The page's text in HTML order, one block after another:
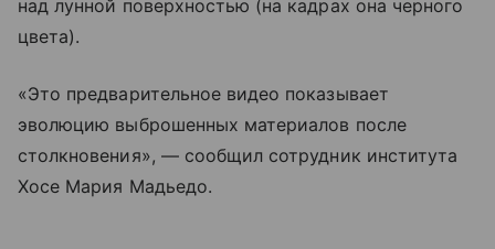
над лунной поверхностью (на кадрах она черного
цвета).
«Это предварительное видео показывает
эволюцию выброшенных материалов после
столкновения», — сообщил сотрудник института
Хосе Мария Мадьедо.